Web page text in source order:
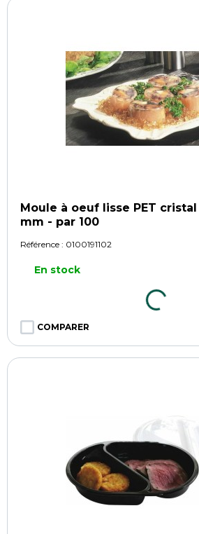
Moule à oeuf lisse PET cristal
mm - par 100
Référence : 0100191102
En stock
COMPARER